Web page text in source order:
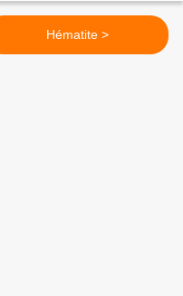
Hématite >